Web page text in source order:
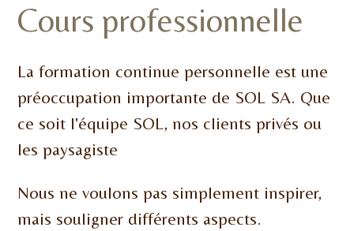
Cours professionnelle
La formation continue personnelle est une
préoccupation importante de SOL SA. Que
ce soit l'équipe SOL, nos clients privés ou
les paysagiste
Nous ne voulons pas simplement inspirer,
mais souligner différents aspects.